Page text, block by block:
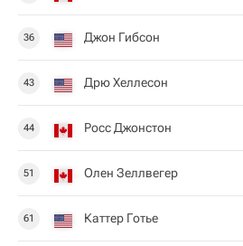
36 Джон Гибсон
43 Дрю Хеллесон
44 Росс Джонстон
51 Олен Зеллвегер
61 Каттер Готье